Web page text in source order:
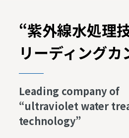
“紫外線水処理
リーディングカ
Leading company of
“ultraviolet water
technology”